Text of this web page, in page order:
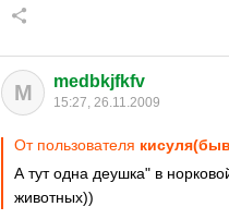
M medbkjfkfv
15:27, 26.11.2009
От пользователя
А тут одна деушка" в
животных))